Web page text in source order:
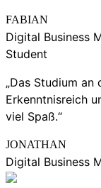
FABIAN
Digital Business
Student
„Das Studium
Erkenntnisreich
viel Spaß.“
JONATHAN
Digital Business